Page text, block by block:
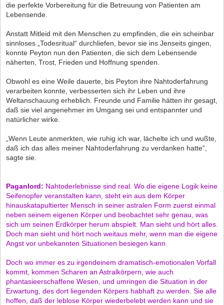
die perfekte Vorbereitung für die Betreuung von Patienten am
Lebensende.
Anstatt Mitleid mit den Menschen zu empfinden, die ein scheinbar
sinnloses „Todesritual“ durchliefen, bevor sie ins Jenseits gingen,
konnte Peyton nun den Patienten, die sich dem Lebensende
näherten, Trost, Frieden und Hoffnung spenden.
Obwohl es eine Weile dauerte, bis Peyton ihre Nahtoderfahrung
verarbeiten konnte, verbesserten sich ihr Leben und ihre
Weltanschauung erheblich. Freunde und Familie hätten ihr gesagt,
daß sie viel angenehmer im Umgang sei und entspannter und
natürlicher wirke.
„Wenn Leute anmerkten, wie ruhig ich war, lächelte ich und wußte,
daß ich das alles meiner Nahtoderfahrung zu verdanken hatte“,
sagte sie.
Paganlord: Nahtoderlebnisse sind real. Wo die eigene Logik keine
Seifenopfer veranstalten kann, steht ein aus dem Körper
hinauskatapultierter Mensch in seiner astralen Form zuerst einmal
neben seinem eigenen Körper und beobachtet sehr genau, was
sich um seinen Erdkörper herum abspielt. Man sieht und hört alles.
Doch man sieht und hört noch weitaus mehr, wenn man die eigene
Angst vor unbekannten Situationen besiegen kann.
Doch wo immer es zu irgendeinem dramatisch-emotionalen Vorfall
kommt, kommen Scharen an Astralkörpern, wie auch
phantasieerschaffene Wesen, und umringen die Situation in der
Erwartung, des dort liegenden Körpers habhaft zu werden. Sie alle
hoffen, daß der leblose Körper wiederbelebt werden kann und sie